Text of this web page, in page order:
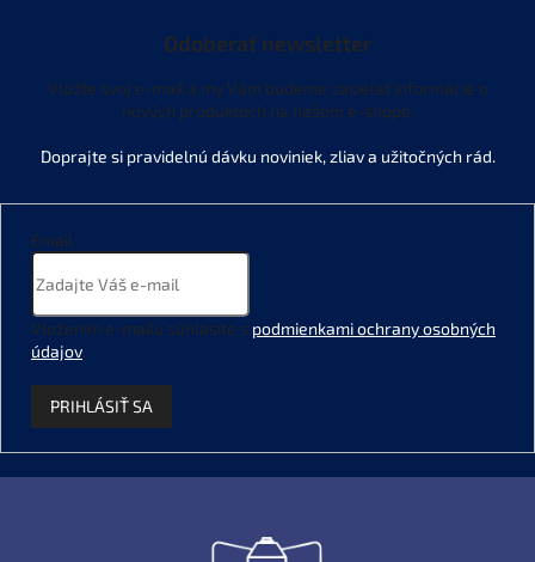
Odoberať newsletter
Vložte svoj e-mail a my Vám budeme zasielať informácie o
nových produktoch na našom e-shope.
Email
Vložením e-mailu súhlasíte s podmienkami ochrany osobných
údajov.
PRIHLÁSIŤ SA